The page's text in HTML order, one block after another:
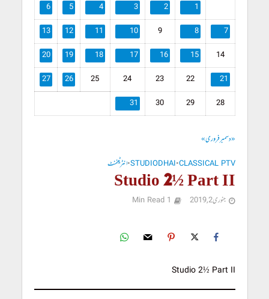
1
2
3
4
5
6
7
8
9
10
11
12
13
14
15
16
17
18
19
20
21
22
23
24
25
26
27
28
29
30
31
« دسمبرفروری »
CLASSICAL PTV
•
STUDIODHAI
•انٹرٹینمنٹ
Studio 2½ Part II
جنوری 2, 2019 1 Min Read
Studio 2½ Part II